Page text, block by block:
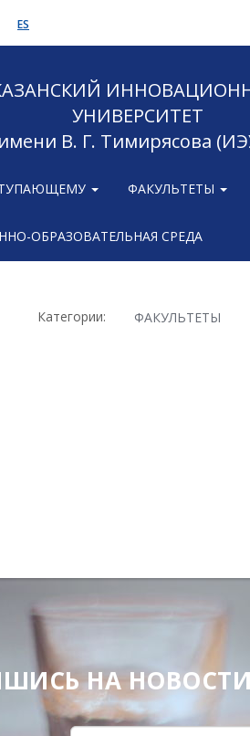
ES
УНИВЕРСИТЕТ
имени В. Г. Тимирясова
ФАКУЛЬТЕТЫ
ОБРАЗОВАТЕЛЬНАЯ СРЕДА
Категории: ФАКУЛЬТЕТЫ
НА НОВОСТИ,